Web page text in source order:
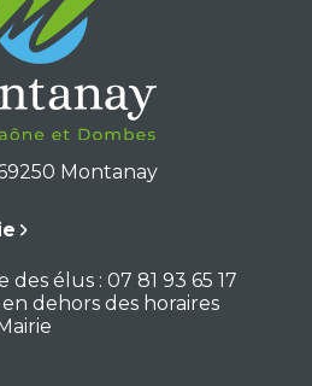
Montanay
élus : 07 81 93 65 17
dehors des horaires